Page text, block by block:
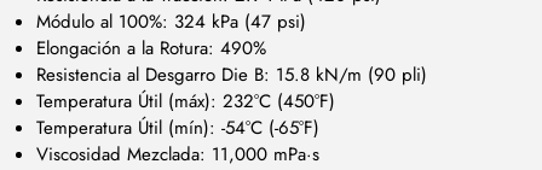
Módulo al 100%: 324 kPa (47 psi)
Elongación a la Rotura: 490%
Resistencia al Desgarro Die B: 15.8 kN/m (90 pli)
Temperatura Útil (máx): 232°C (450°F)
Temperatura Útil (mín): -54°C (-65°F)
Viscosidad Mezclada: 11,000 mPa·s